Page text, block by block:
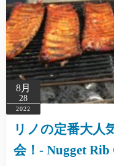
8月
28
2022
リノの定番大人
会！- Nugget